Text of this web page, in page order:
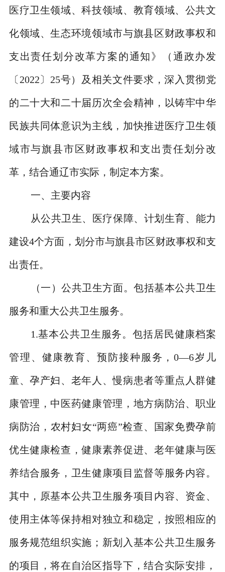
医疗卫生领域、科技领域、教育领域、公共文
化领域、生态环境领域市与旗县区财政事权和
支出责任划分改革方案的通知》（通政办发
〔 2022〕 25号）及相关文件要求，深入贯彻党
的二十大和二十届历次全会精神，以铸牢中华
民族共同体意识为主线，加快推进医疗卫生领
域市与旗县市区财政事权和支出责任划分改
革，结合通辽市实际，制定本方案。
一、主要内容
从公共卫生、医疗保障、计划生育、能力
建设4个方面，划分市与旗县市区财政事权和支
出责任。
（一）公共卫生方面。包括基本公共卫生
服务和重大公共卫生服务。
1.基本公共卫生服务。包括居民健康档案
管理、健康教育、预防接种服务，0—6岁儿
童、孕产妇、老年人、慢病患者等重点人群健
康管理，中医药健康管理，地方病防治、职业
病防治，农村妇女“两癌”检查、国家免费孕前
优生健康检查，健康素养促进、老年健康与医
养结合服务，卫生健康项目监督等服务内容。
其中，原基本公共卫生服务项目内容、资金、
使用主体等保持相对独立和稳定，按照相应的
服务规范组织实施；新划入基本公共卫生服务
的项目，将在自治区指导下，结合实际安排，